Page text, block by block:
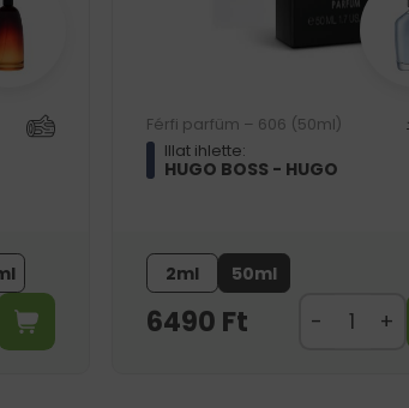
Férfi parfüm – 606 (50ml)
Illat ihlette:
HUGO BOSS - HUGO
2ml 50ml
6490 Ft